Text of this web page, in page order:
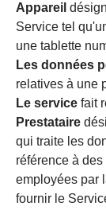
Appareil
Service tel
une tablette
Les données
relatives à une
Le service fait
Prestataire
qui traite les
référence à
employées par
fournir le